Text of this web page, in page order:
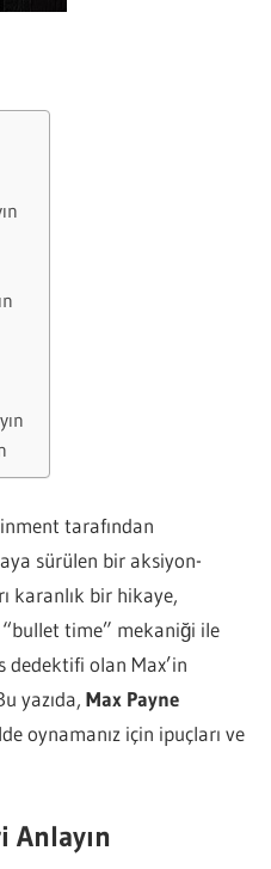
tarafından
sürülen bir aksiyon-
karanlık bir hikaye,
time” mekaniği ile
dedektifi olan Max’in
yazıda,Max Payne
oynamanız için ipuçları ve
Anlayın